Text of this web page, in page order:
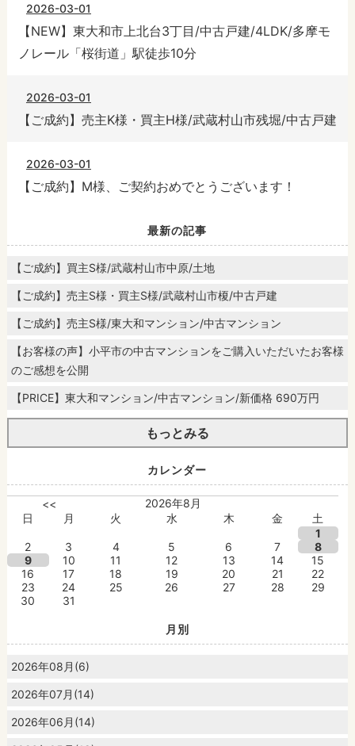
2026-03-01
【NEW】東大和市上北台3丁目/中古戸建/4LDK/多摩モ
ノレール「桜街道」駅徒歩10分
2026-03-01
【ご成約】売主K様・買主H様/武蔵村山市残堀/中古戸建
2026-03-01
【ご成約】M様、ご契約おめでとうございます！
最新の記事
【ご成約】買主S様/武蔵村山市中原/土地
【ご成約】売主S様・買主S様/武蔵村山市榎/中古戸建
【ご成約】売主S様/東大和マンション/中古マンション
【お客様の声】小平市の中古マンションをご購入いただいたお客様
のご感想を公開
【PRICE】東大和マンション/中古マンション/新価格 690万円
もっとみる
カレンダー
<<
2026年8月
日
月 火 水 木 金
土
1
2
3 4 5 6 7
8
9
10 11 12 13 14
15
16
17 18 19 20 21
22
23
24 25 26 27 28
29
30
31
月別
2026年08月(6)
2026年07月(14)
2026年06月(14)